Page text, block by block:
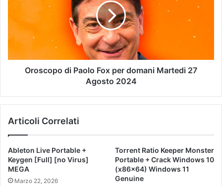
Oroscopo di Paolo Fox per domani Martedi 27
Agosto 2024
Articoli Correlati
Ableton Live Portable +
Keygen [Full] [no Virus]
MEGA
Marzo 22, 2026
Torrent Ratio Keeper Monster
Portable + Crack Windows 10
(x86x64) Windows 11
Genuine